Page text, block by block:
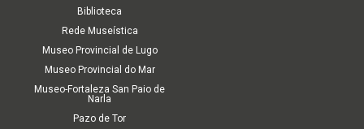
Biblioteca
Rede Museística
Museo Provincial de Lugo
Museo Provincial do Mar
Museo-Fortaleza San Paio de
Narla
Pazo de Tor